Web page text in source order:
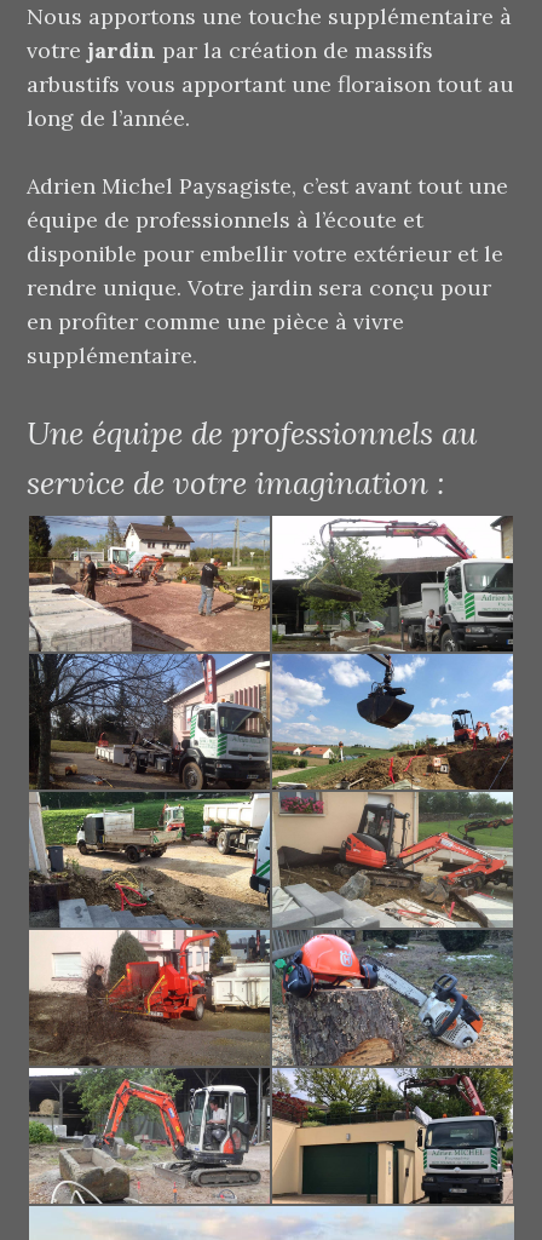
Nous apportons une touche supplémentaire à
votre jardin par la création de massifs
arbustifs vous apportant une floraison tout au
long de l’année.
Adrien Michel Paysagiste, c’est avant tout une
équipe de professionnels à l’écoute et
disponible pour embellir votre extérieur et le
rendre unique. Votre jardin sera conçu pour
en profiter comme une pièce à vivre
supplémentaire.
Une équipe de professionnels au
service de votre imagination :